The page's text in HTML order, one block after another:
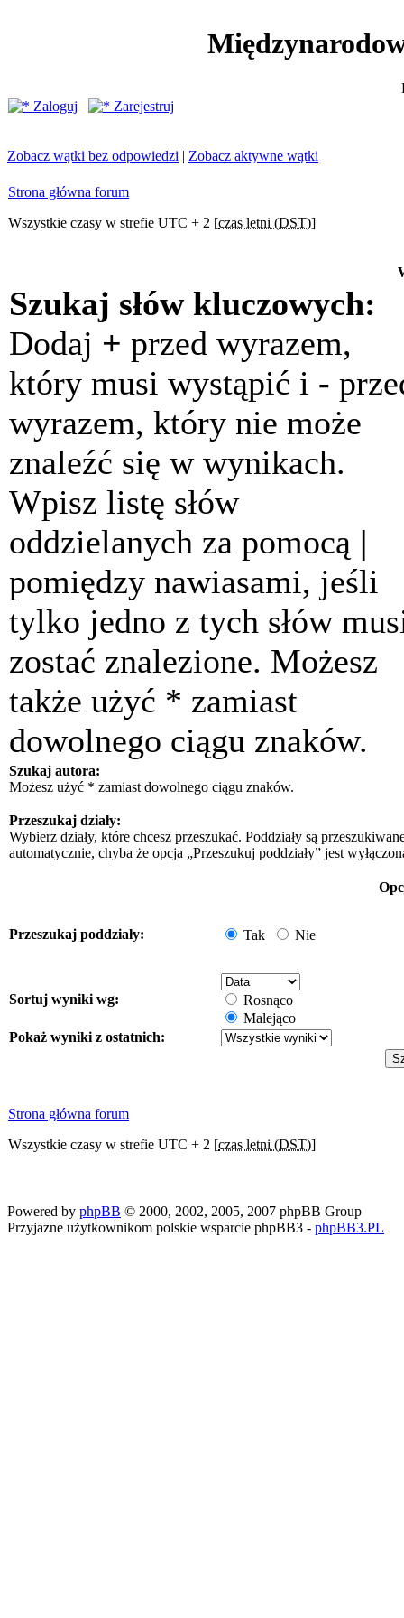
Zaloguj
Zarejestruj
Zobacz wątki bez odpowiedzi | Zobacz aktywne wątki
Strona główna forum
Wszystkie czasy w strefie UTC + 2 [czas letni (DST)]
Szukaj słów kluczowych:
Dodaj + przed wyrazem,
który musi wystąpić i -
wyrazem, który nie może
znaleźć się w wynikach.
Wpisz listę słów
oddzielanych za pomocą |
pomiędzy nawiasami, jeśli
tylko jedno z tych słów
zostać znalezione. Możesz
także użyć * zamiast
dowolnego ciągu znaków.
Szukaj autora:
Możesz użyć * zamiast dowolnego ciągu znaków.
Przeszukaj działy:
Wybierz działy, które chcesz przeszukać. Poddziały są
automatycznie, chyba że opcja „Przeszukuj poddziały” jest
Przeszukaj poddziały: Tak Nie
Sortuj wyniki wg:
Rosnąco
Malejąco
Pokaż wyniki z ostatnich:
Strona główna forum
Wszystkie czasy w strefie UTC + 2 [czas letni (DST)]
Powered by phpBB © 2000, 2002, 2005, 2007 phpBB Group
Przyjazne użytkownikom polskie wsparcie phpBB3 - phpBB3.PL